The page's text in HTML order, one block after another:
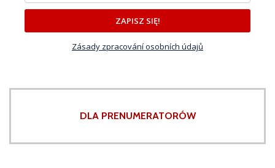
ZAPISZ SIĘ!
Zásady zpracování osobních údajů
DLA PRENUMERATORÓW